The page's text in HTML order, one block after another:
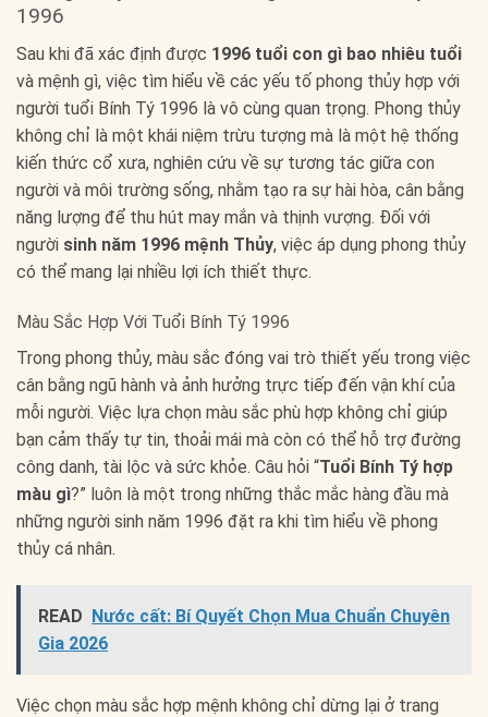
1996
Sau khi đã xác định được 1996 tuổi con gì bao nhiêu tuổi
và mệnh gì, việc tìm hiểu về các yếu tố phong thủy hợp với
người tuổi Bính Tý 1996 là vô cùng quan trọng. Phong thủy
không chỉ là một khái niệm trừu tượng mà là một hệ thống
kiến thức cổ xưa, nghiên cứu về sự tương tác giữa con
người và môi trường sống, nhằm tạo ra sự hài hòa, cân bằng
năng lượng để thu hút may mắn và thịnh vượng. Đối với
người sinh năm 1996 mệnh Thủy, việc áp dụng phong thủy
có thể mang lại nhiều lợi ích thiết thực.
Màu Sắc Hợp Với Tuổi Bính Tý 1996
Trong phong thủy, màu sắc đóng vai trò thiết yếu trong việc
cân bằng ngũ hành và ảnh hưởng trực tiếp đến vận khí của
mỗi người. Việc lựa chọn màu sắc phù hợp không chỉ giúp
bạn cảm thấy tự tin, thoải mái mà còn có thể hỗ trợ đường
công danh, tài lộc và sức khỏe. Câu hỏi “Tuổi Bính Tý hợp
màu gì?” luôn là một trong những thắc mắc hàng đầu mà
những người sinh năm 1996 đặt ra khi tìm hiểu về phong
thủy cá nhân.
READ Nước cất: Bí Quyết Chọn Mua Chuẩn Chuyên
Gia 2026
Việc chọn màu sắc hợp mệnh không chỉ dừng lại ở trang